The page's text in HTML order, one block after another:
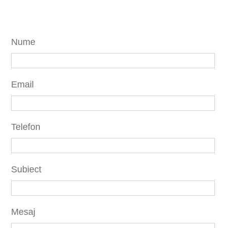
Nume
Email
Telefon
Subiect
Mesaj